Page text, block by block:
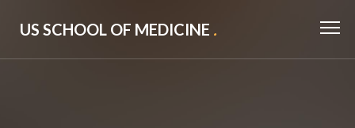
US SCHOOL OF MEDICINE .